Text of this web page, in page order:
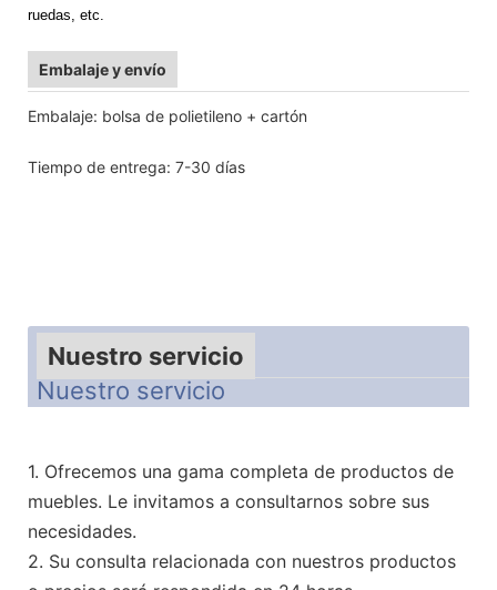
ruedas, etc.
Embalaje y envío
Embalaje: bolsa de polietileno + cartón
Tiempo de entrega: 7-30 días
Nuestro servicio
Nuestro servicio
1. Ofrecemos una gama completa de productos de
muebles. Le invitamos a consultarnos sobre sus
necesidades.
2. Su consulta relacionada con nuestros productos